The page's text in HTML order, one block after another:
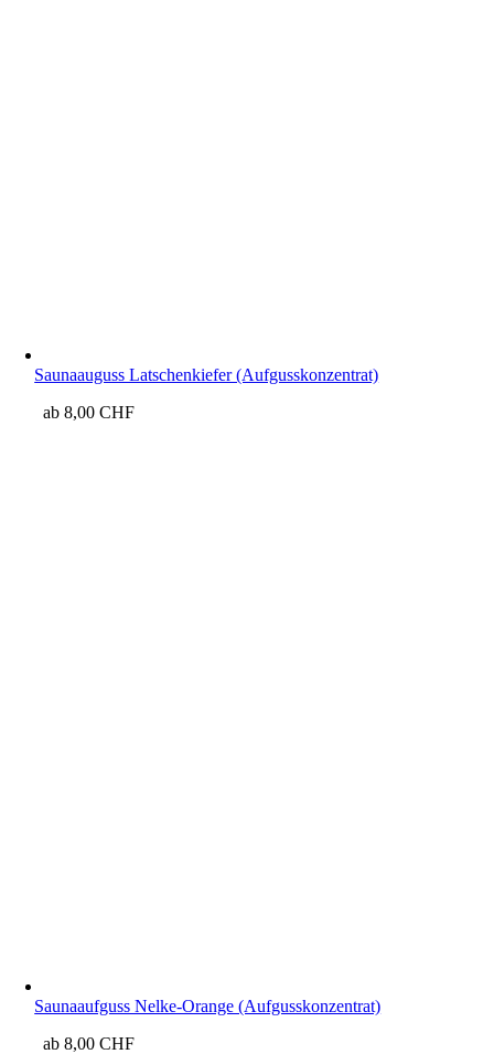
Saunaauguss Latschenkiefer (Aufgusskonzentrat)
ab8,00CHF
Saunaaufguss Nelke-Orange (Aufgusskonzentrat)
ab8,00CHF